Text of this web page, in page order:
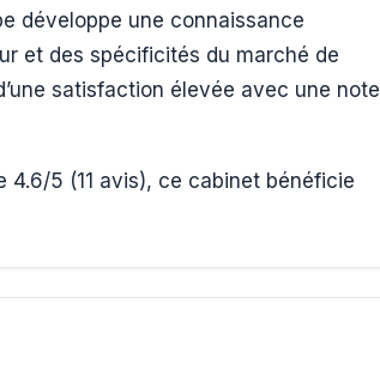
développe une connaissance
et des spécificités du marché de
satisfaction élevée avec une note
4.6/5 (11 avis), ce cabinet bénéficie